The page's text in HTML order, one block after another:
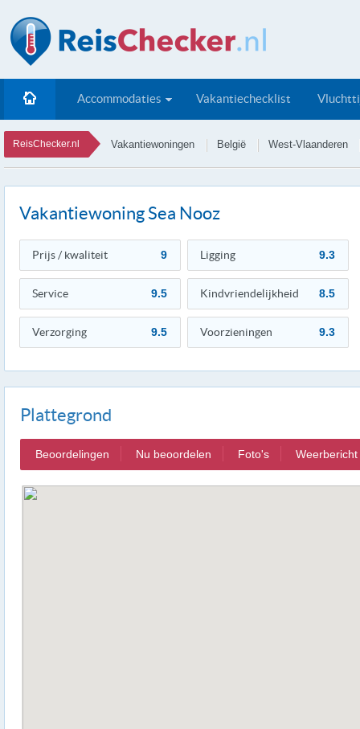
Accommodaties Vakantiechecklist
ReisChecker.nl Vakantiewoningen België West-Vlaanderen
Vakantiewoning Sea Nooz
Prijs / kwaliteit 9 Ligging 9.3
Service 9.5 Kindvriendelijkheid 8.5
Verzorging 9.5 Voorzieningen 9.3
Plattegrond
Beoordelingen Nu beoordelen Foto's Weerbericht